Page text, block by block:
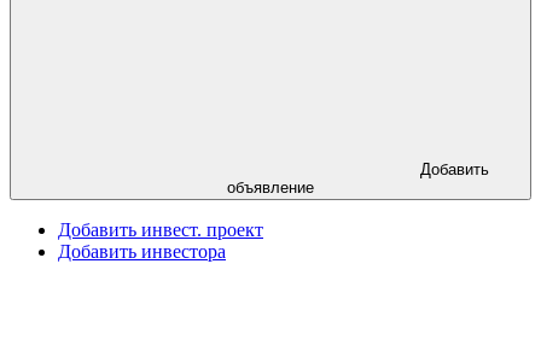
объявление
Добавить инвест. проект
Добавить инвестора